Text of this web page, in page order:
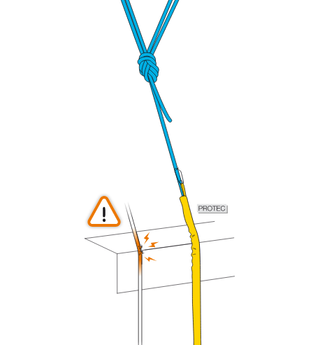
Wir geben Beispiele für die mit Ihrer Aktivität
verbundenen Techniken. Möglicherweise gibt es
noch andere Techniken, die hier nicht
beschrieben werden.